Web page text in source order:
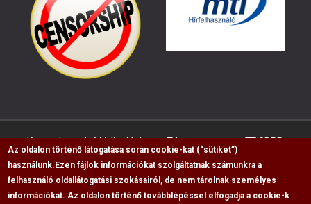
Kapcsolat Médiaajánlat Impresszum GDPR
RSS
Az oldalon történő látogatása során cookie-kat (“sütiket”)
használunk. Ezen fájlok információkat szolgáltatnak számunkra a
felhasználó oldallátogatási szokásairól, de nem tárolnak személyes
információkat. Az oldalon történő továbblépéssel elfogadja a cookie-k